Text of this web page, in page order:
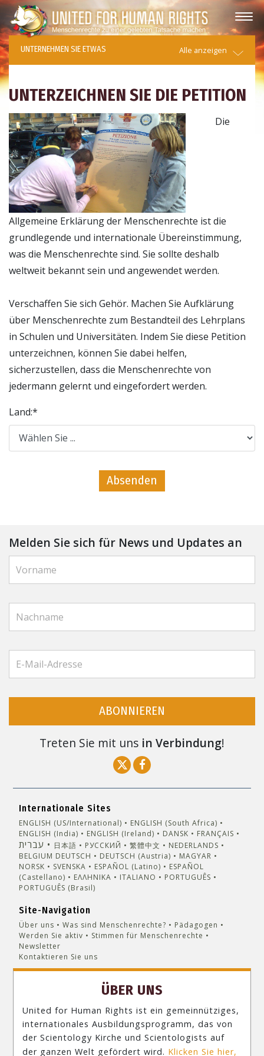
UNTERNEHMEN SIE ETWAS Alle anzeigen
UNTERZEICHNEN SIE DIE PETITION
Die
Allgemeine Erklärung der Menschenrechte ist die
grundlegende und internationale Übereinstimmung,
was die Menschenrechte sind. Sie sollte deshalb
weltweit bekannt sein und angewendet werden.
Verschaffen Sie sich Gehör. Machen Sie Aufklärung
über Menschenrechte zum Bestandteil des Lehrplans
in Schulen und Universitäten. Indem Sie diese Petition
unterzeichnen, können Sie dabei helfen,
sicherzustellen, dass die Menschenrechte von
jedermann gelernt und eingefordert werden.
Land:*
Melden Sie sich für News und Updates an
ABONNIEREN
Treten Sie mit uns in Verbindung!
Internationale Sites
ENGLISH (US/International)
ENGLISH (South Africa)
ENGLISH (India)
ENGLISH (Ireland) DANSK FRANÇAIS
עברית 日本語 РУССКИЙ 繁體中文
NEDERLANDS
BELGIUM DEUTSCH DEUTSCH (Austria)
MAGYAR
NORSK
SVENSKA ESPAÑOL (Latino)
ESPAÑOL
(Castellano)
ΕΛΛΗΝΙΚA ITALIANO
PORTUGUÊS
PORTUGUÊS (Brasil)‎
Site-Navigation
Über uns Was sind Menschenrechte?
Pädagogen
Werden Sie aktiv
Stimmen für Menschenrechte
Newsletter
Kontaktieren Sie uns
ÜBER UNS
United for Human Rights ist ein gemeinnütziges,
internationales Ausbildungsprogramm, das von
der Scientology Kirche und Scientologists auf
der ganzen Welt gefördert wird. Klicken Sie hier,